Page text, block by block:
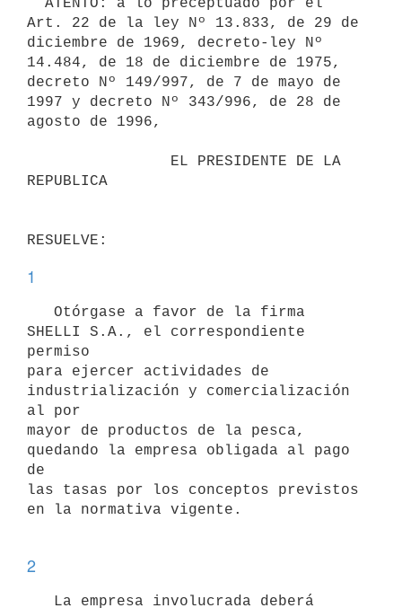
Art. 22 de la ley Nº 13.833, de 29 de
diciembre de 1969, decreto-ley Nº
14.484, de 18 de diciembre de 1975,
decreto Nº 149/997, de 7 de mayo de
1997 y decreto Nº 343/996, de 28 de
agosto de 1996,
REPUBLICA
1
SHELLI S.A., el correspondiente
permiso
para ejercer actividades de
industrialización y comercialización
al por
mayor de productos de la pesca,
quedando la empresa obligada al pago
de
las tasas por los conceptos previstos
en la normativa vigente.
2